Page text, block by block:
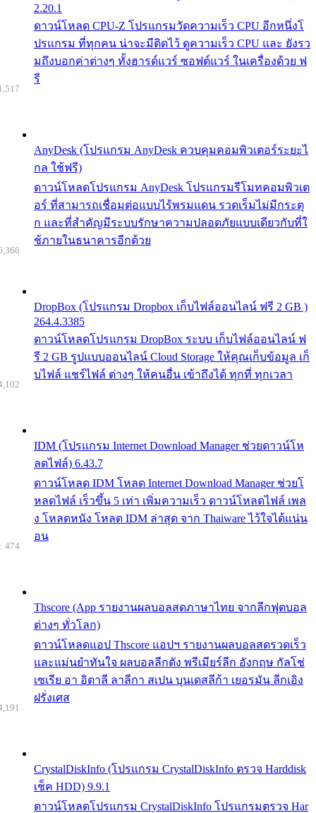
2.20.1
ดาวน์โหลด CPU-Z โปรแกรมวัดความเร็ว CPU อีกหนึ่งโ
ปรแกรม ที่ทุกคน น่าจะมีติดไว้ ดูความเร็ว CPU และ ยังรว
มถึงบอกค่าต่างๆ ทั้งฮารด์แวร์ ซอฟต์แวร์ ในเครื่องด้วย ฟ
รี
AnyDesk (โปรแกรม AnyDesk ควบคุมคอมพิวเตอร์ระยะไ
กล ใช้ฟรี)
ดาวน์โหลดโปรแกรม AnyDesk โปรแกรมรีโมทคอมพิวเต
อร์ ที่สามารถเชื่อมต่อแบบไร้พรมแดน รวดเร็มไม่มีกระตุ
ก และที่สำคัญมีระบบรักษาความปลอดภัยแบบเดียวกับที่ใ
ช้ภายในธนาคารอีกด้วย
DropBox (โปรแกรม Dropbox เก็บไฟล์ออนไลน์ ฟรี 2 GB )
264.4.3385
ดาวน์โหลดโปรแกรม DropBox ระบบ เก็บไฟล์ออนไลน์ ฟ
รี 2 GB รูปแบบออนไลน์ Cloud Storage ให้คุณเก็บข้อมูล เก็
บไฟล์ แชร์ไฟล์ ต่างๆ ให้คนอื่น เข้าถึงได้ ทุกที่ ทุกเวลา
IDM (โปรแกรม Internet Download Manager ช่วยดาวน์โห
ลดไฟล์) 6.43.7
ดาวน์โหลด IDM โหลด Internet Download Manager ช่วยโ
หลดไฟล์ เร็วขึ้น 5 เท่า เพิ่มความเร็ว ดาวน์โหลดไฟล์ เพล
ง โหลดหนัง โหลด IDM ล่าสุด จาก Thaiware ไว้ใจได้แน่น
อน
Thscore (App รายงานผลบอลสดภาษาไทย จากลีกฟุตบอล
ต่างๆ ทั่วโลก)
ดาวน์โหลดแอป Thscore แอปฯ รายงานผลบอลสดรวดเร็ว
และแม่นยำทันใจ ผลบอลลีกดัง พรีเมียร์ลีก อังกฤษ กัลโช่
เซเรีย อา อิตาลี ลาลีกา สเปน บุนเดสลีก้า เยอรมัน ลีกเอิง
ฝรั่งเศส
474
CrystalDiskInfo (โปรแกรม CrystalDiskInfo ตรวจ Harddisk
เช็ค HDD) 9.9.1
ดาวน์โหลดโปรแกรม CrystalDiskInfo โปรแกรมตรวจ Har